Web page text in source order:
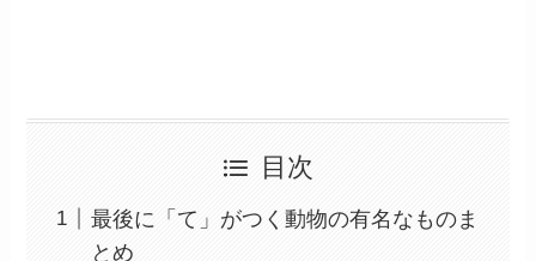
目次
最後に「て」がつく動物の有名なものま
とめ